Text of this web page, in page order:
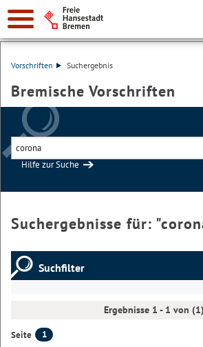
Vorschriften Suchergebnis
Bremische Vorschriften
Hilfe zur Suche
Suchergebnisse für: "
Suchfilter
Ergebnisse 1 - 1 von (1)
Seite
1